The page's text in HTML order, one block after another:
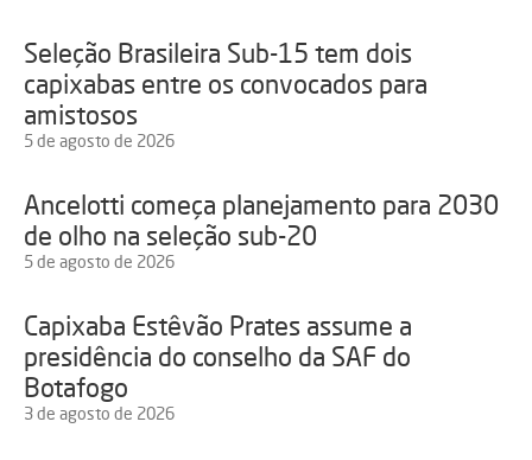
Seleção Brasileira Sub-15 tem dois
capixabas entre os convocados para
amistosos
5 de agosto de 2026
Ancelotti começa planejamento para 2030
de olho na seleção sub-20
5 de agosto de 2026
Capixaba Estêvão Prates assume a
presidência do conselho da SAF do
Botafogo
3 de agosto de 2026